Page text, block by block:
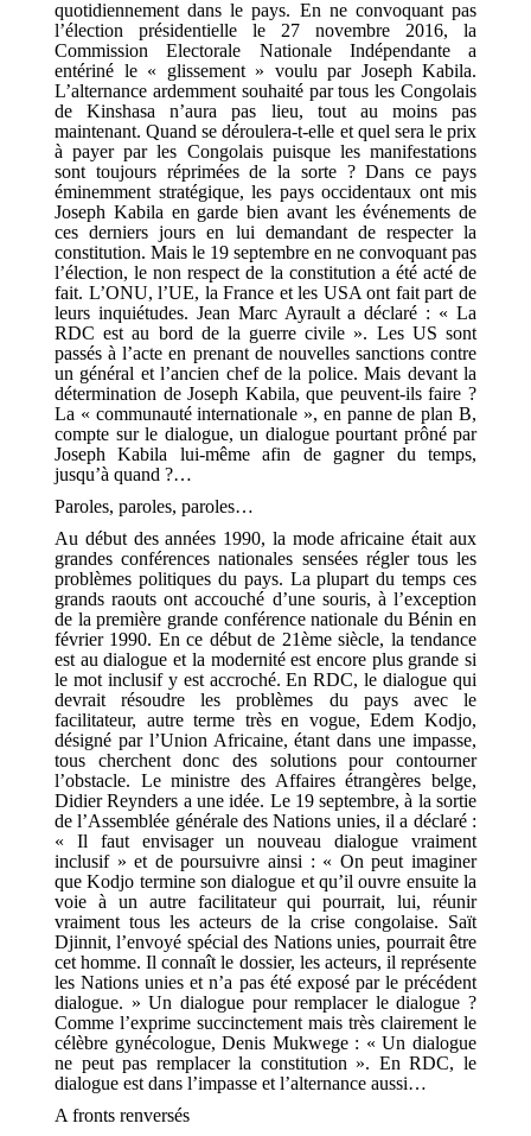
quotidiennement dans le pays. En ne convoquant pas
l’élection présidentielle le 27 novembre 2016, la
Commission Electorale Nationale Indépendante a
entériné le « glissement » voulu par Joseph Kabila.
L’alternance ardemment souhaité par tous les Congolais
de Kinshasa n’aura pas lieu, tout au moins pas
maintenant. Quand se déroulera-t-elle et quel sera le prix
à payer par les Congolais puisque les manifestations
sont toujours réprimées de la sorte ? Dans ce pays
éminemment stratégique, les pays occidentaux ont mis
Joseph Kabila en garde bien avant les événements de
ces derniers jours en lui demandant de respecter la
constitution. Mais le 19 septembre en ne convoquant pas
l’élection, le non respect de la constitution a été acté de
fait. L’ONU, l’UE, la France et les USA ont fait part de
leurs inquiétudes. Jean Marc Ayrault a déclaré : « La
RDC est au bord de la guerre civile ». Les US sont
passés à l’acte en prenant de nouvelles sanctions contre
un général et l’ancien chef de la police. Mais devant la
détermination de Joseph Kabila, que peuvent-ils faire ?
La « communauté internationale », en panne de plan B,
compte sur le dialogue, un dialogue pourtant prôné par
Joseph Kabila lui-même afin de gagner du temps,
jusqu’à quand ?…
Paroles, paroles, paroles…
Au début des années 1990, la mode africaine était aux
grandes conférences nationales sensées régler tous les
problèmes politiques du pays. La plupart du temps ces
grands raouts ont accouché d’une souris, à l’exception
de la première grande conférence nationale du Bénin en
février 1990. En ce début de 21ème siècle, la tendance
est au dialogue et la modernité est encore plus grande si
le mot inclusif y est accroché. En RDC, le dialogue qui
devrait résoudre les problèmes du pays avec le
facilitateur, autre terme très en vogue, Edem Kodjo,
désigné par l’Union Africaine, étant dans une impasse,
tous cherchent donc des solutions pour contourner
l’obstacle. Le ministre des Affaires étrangères belge,
Didier Reynders a une idée. Le 19 septembre, à la sortie
de l’Assemblée générale des Nations unies, il a déclaré :
« Il faut envisager un nouveau dialogue vraiment
inclusif » et de poursuivre ainsi : « On peut imaginer
que Kodjo termine son dialogue et qu’il ouvre ensuite la
voie à un autre facilitateur qui pourrait, lui, réunir
vraiment tous les acteurs de la crise congolaise. Saït
Djinnit, l’envoyé spécial des Nations unies, pourrait être
cet homme. Il connaît le dossier, les acteurs, il représente
les Nations unies et n’a pas été exposé par le précédent
dialogue. » Un dialogue pour remplacer le dialogue ?
Comme l’exprime succinctement mais très clairement le
célèbre gynécologue, Denis Mukwege : « Un dialogue
ne peut pas remplacer la constitution ». En RDC, le
dialogue est dans l’impasse et l’alternance aussi…
A fronts renversés